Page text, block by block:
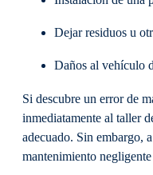
Dejar residuos u
Daños al vehículo
Si descubre un error de
inmediatamente al taller
adecuado. Sin embargo,
mantenimiento